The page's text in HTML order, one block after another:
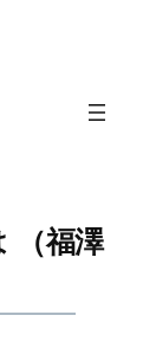
（福澤